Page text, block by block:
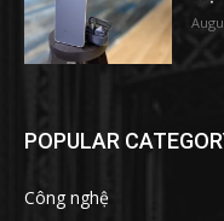
POPULAR
Công nghệ